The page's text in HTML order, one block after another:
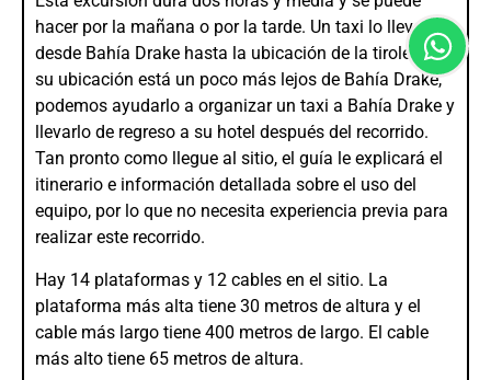
hacer por la mañana o por la tarde. Un taxi lo llevará
desde Bahía Drake hasta la ubicación de la tirolesa. Si
su ubicación está un poco más lejos de Bahía Drake,
podemos ayudarlo a organizar un taxi a Bahía Drake y
llevarlo de regreso a su hotel después del recorrido.
Tan pronto como llegue al sitio, el guía le explicará el
itinerario e información detallada sobre el uso del
equipo, por lo que no necesita experiencia previa para
realizar este recorrido.
Hay 14 plataformas y 12 cables en el sitio. La
plataforma más alta tiene 30 metros de altura y el
cable más largo tiene 400 metros de largo. El cable
más alto tiene 65 metros de altura.